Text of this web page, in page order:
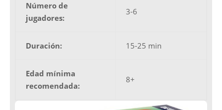
Número de
jugadores:
3-6
Duración: 15-25 min
Edad mínima
recomendada:
8+